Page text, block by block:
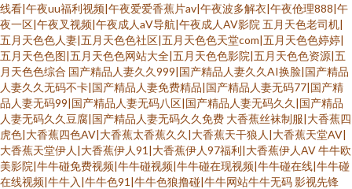
线看|午夜uu福利视频|午夜爱爱香蕉片av|午夜波多解衣|午夜伧理888|午
夜一区|午夜叉视频|午夜成人aV导航|午夜成人AV影院 五月天色老司机|
五月天色色人妻|五月天色色社区|五月天色色天堂com|五月天色色婷婷|
五月天色色图|五月天色色网站大全|五月天色色影院|五月天色色资源|五
月天色色综合 国产精品人妻久久999|国产精品人妻久久AI换脸|国产精品
人妻久久无码不卡|国产精品人妻免费精品|国产精品人妻无码77|国产精
品人妻无码99|国产精品人妻无码八区|国产精品人妻无码久久|国产精品
人妻无码久久豆腐|国产精品人妻无码久久免费 大香蕉丝袜制服|大香蕉四
虎色|大香蕉四色AV|大香蕉太香蕉久久|大香蕉天干狼人|大香蕉天堂AV|
大香蕉天堂伊人|大香蕉伊人91|大香蕉伊人97福利|大香蕉伊人AV牛牛欧
美影院|牛牛碰免费视频|牛牛碰视频|牛牛碰在现视频|牛牛碰在线|牛牛碰
在线视频|牛牛入|牛牛色91|牛牛色狼撸碰|牛牛网站牛牛无码影视先锋